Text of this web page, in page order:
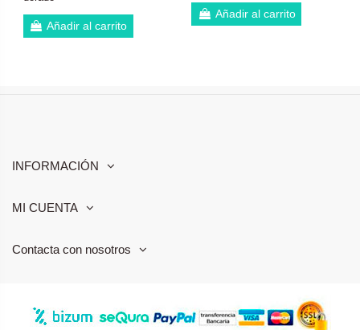
Añadir al carrito
Añadir al carrito
INFORMACIÓN
MI CUENTA
Contacta con nosotros